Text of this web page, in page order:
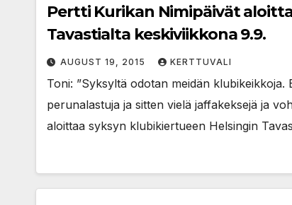
Pertti Kurikan Nimipäivät
Tavastialta keskiviikkona 9.9.
AUGUST 19, 2015 KERTTUVALI
Toni: ”Syksyltä odotan meidän
perunalastuja ja sitten vielä jaffakeksejä ja
aloittaa syksyn klubikiertueen Helsingin